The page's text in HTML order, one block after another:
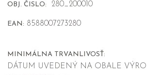
OBJ. ČISLO: 280_200010
EAN: 8588007273280
MINIMÁLNA TRVANLIVOSŤ:
DÁTUM UVEDENÝ NA OBALE